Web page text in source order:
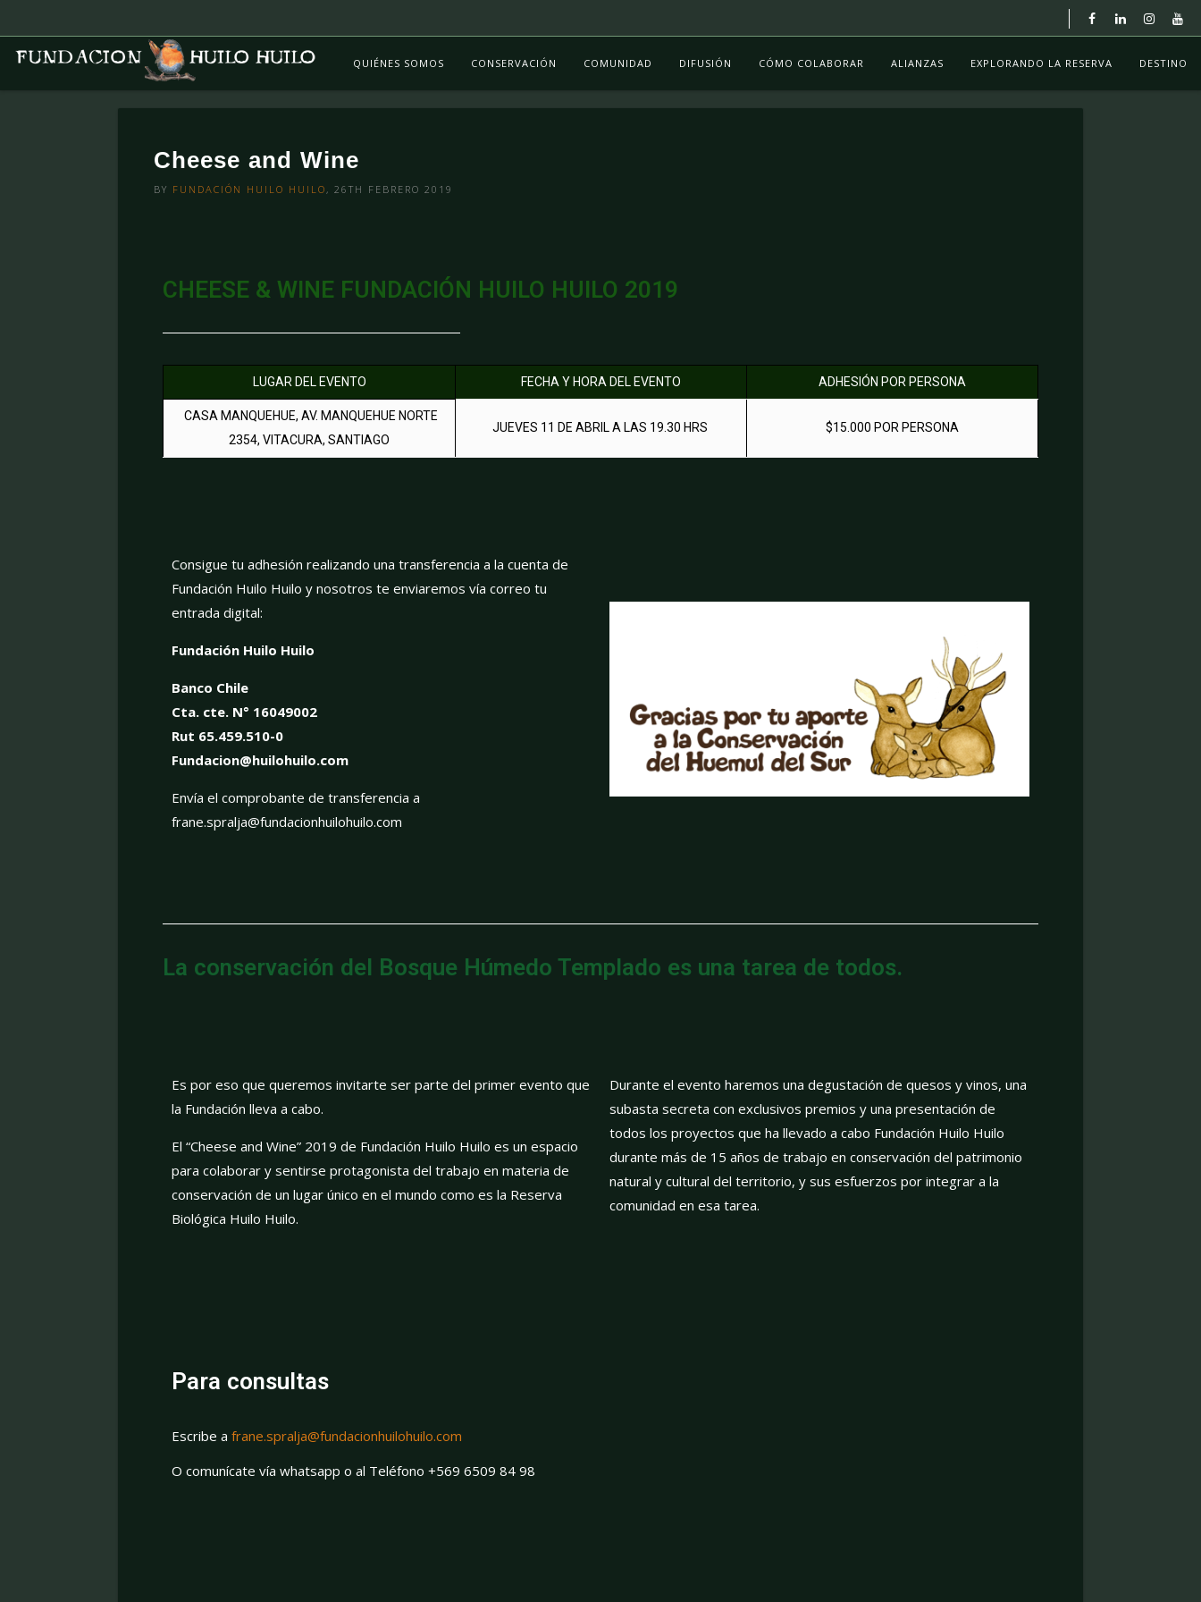
QUIÉNES SOMOS CONSERVACIÓN COMUNIDAD DIFUSIÓN CÓMO COLABORAR ALIANZAS EXPLORANDO LA RESERVA DESTINO
Cheese and Wine
BY FUNDACIÓN HUILO HUILO, 26TH FEBRERO 2019
CHEESE & WINE FUNDACIÓN HUILO HUILO 2019
LUGAR DEL EVENTO FECHA Y HORA DEL EVENTO ADHESIÓN POR PERSONA
CASA MANQUEHUE, AV. MANQUEHUE NORTE
2354, VITACURA, SANTIAGO
JUEVES 11 DE ABRIL A LAS 19.30 HRS $15.000 POR PERSONA
Consigue tu adhesión realizando una transferencia a la cuenta de
Fundación Huilo Huilo y nosotros te enviaremos vía correo tu
entrada digital:
Fundación Huilo Huilo
Banco Chile
Cta. cte. N° 16049002
Rut 65.459.510-0
Fundacion@huilohuilo.com
Envía el comprobante de transferencia a
frane.spralja@fundacionhuilohuilo.com
La conservación del Bosque Húmedo Templado es una tarea de todos.
Es por eso que queremos invitarte ser parte del primer evento que
la Fundación lleva a cabo.
El “Cheese and Wine” 2019 de Fundación Huilo Huilo es un espacio
para colaborar y sentirse protagonista del trabajo en materia de
conservación de un lugar único en el mundo como es la Reserva
Biológica Huilo Huilo.
Durante el evento haremos una degustación de quesos y vinos, una
subasta secreta con exclusivos premios y una presentación de
todos los proyectos que ha llevado a cabo Fundación Huilo Huilo
durante más de 15 años de trabajo en conservación del patrimonio
natural y cultural del territorio, y sus esfuerzos por integrar a la
comunidad en esa tarea.
Para consultas
Escribe a frane.spralja@fundacionhuilohuilo.com
O comunícate vía whatsapp o al Teléfono +569 6509 84 98